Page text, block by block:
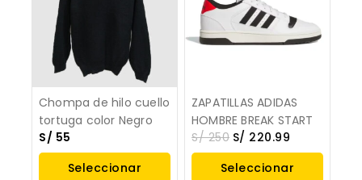
Chompa de hilo cuello
tortuga color Negro
S/ 55
Seleccionar
ZAPATILLAS ADIDAS
HOMBRE BREAK START
S/250 S/ 220.99
Seleccionar